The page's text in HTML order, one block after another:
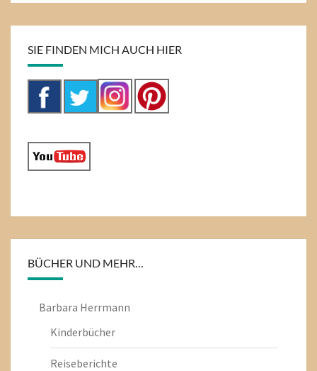
SIE FINDEN MICH AUCH HIER
BÜCHER UND MEHR…
Barbara Herrmann
Kinderbücher
Reiseberichte